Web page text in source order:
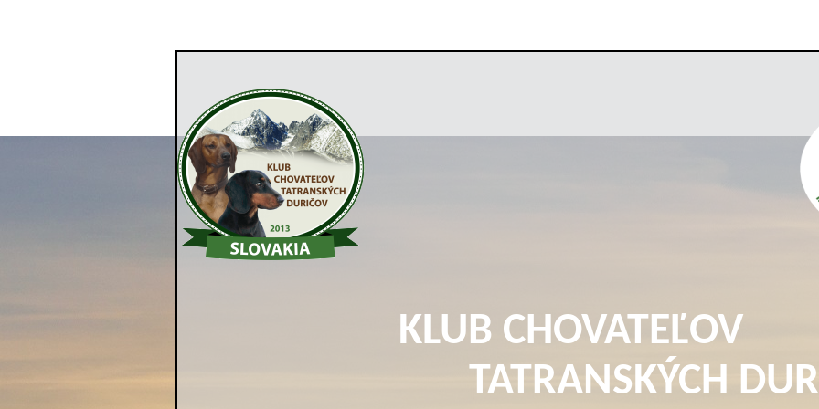
KLUB CHOVATEĽOV
TATRANSKÝCH